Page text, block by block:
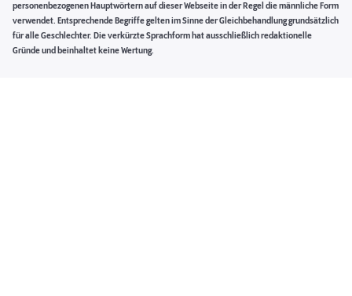
personenbezogenen Hauptwörtern auf dieser Webseite in der Regel die männliche Form
verwendet. Entsprechende Begriffe gelten im Sinne der Gleichbehandlung grundsätzlich
für alle Geschlechter. Die verkürzte Sprachform hat ausschließlich redaktionelle
Gründe und beinhaltet keine Wertung.